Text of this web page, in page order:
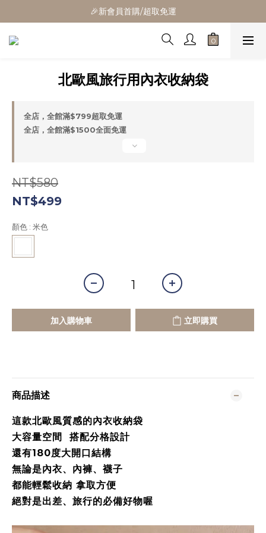
🎁全館消費滿1300立折100
🎉新會員首購/超取免運
🚛全館滿$799超取免運  $1500宅配免運
北歐風旅行用內衣收納袋
全店，全館滿$799超取免運
全店，全館滿$1500全面免運
NT$580
NT$499
顏色 : 米色
加入購物車 立即購買
商品描述
這款北歐風質感的內衣收納袋
大容量空間 搭配分格設計
還有180度大開口結構
無論是內衣、內褲、襪子
都能輕鬆收納 拿取方便
絕對是出差、旅行的必備好物喔